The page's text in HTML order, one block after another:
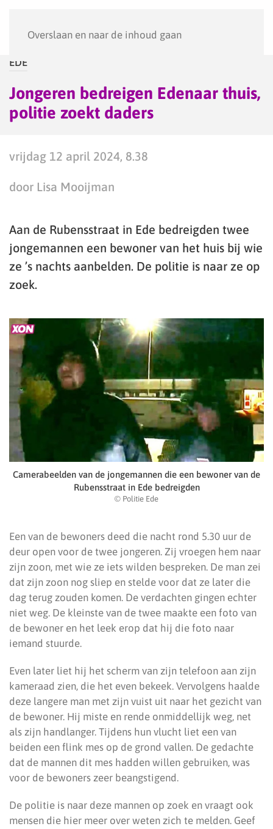
Overslaan en naar de inhoud gaan
EDE
Jongeren bedreigen Edenaar thuis,
politie zoekt daders
vrijdag 12 april 2024, 8.38
door Lisa Mooijman
Aan de Rubensstraat in Ede bedreigden twee
jongemannen een bewoner van het huis bij wie
ze ’s nachts aanbelden. De politie is naar ze op
zoek.
Camerabeelden van de jongemannen die een bewoner van de
Rubensstraat in Ede bedreigden
© Politie Ede
Een van de bewoners deed die nacht rond 5.30 uur de
deur open voor de twee jongeren. Zij vroegen hem naar
zijn zoon, met wie ze iets wilden bespreken. De man zei
dat zijn zoon nog sliep en stelde voor dat ze later die
dag terug zouden komen. De verdachten gingen echter
niet weg. De kleinste van de twee maakte een foto van
de bewoner en het leek erop dat hij die foto naar
iemand stuurde.
Even later liet hij het scherm van zijn telefoon aan zijn
kameraad zien, die het even bekeek. Vervolgens haalde
deze langere man met zijn vuist uit naar het gezicht van
de bewoner. Hij miste en rende onmiddellijk weg, net
als zijn handlanger. Tijdens hun vlucht liet een van
beiden een flink mes op de grond vallen. De gedachte
dat de mannen dit mes hadden willen gebruiken, was
voor de bewoners zeer beangstigend.
De politie is naar deze mannen op zoek en vraagt ook
mensen die hier meer over weten zich te melden. Geef